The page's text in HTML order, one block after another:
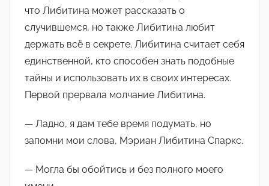
что Либитина может рассказать о
случившемся, но также Либитина любит
держать всё в секрете. Либитина считает себя
единственной, кто способен знать подобные
тайны и использовать их в своих интересах.
Первой прервала молчание Либитина.
— Ладно, я дам тебе время подумать, но
запомни мои слова, Мэриан Либитина Спаркс.
— Могла бы обойтись и без полного моего